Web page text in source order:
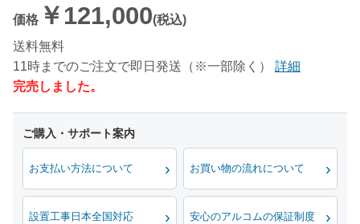
価格 ￥121,000(税込)
送料無料
11時までのご注文で即日発送（※一部除く）
詳細
完売しました。
お支払い方法について お買い物の流れについて
設置工事日本全国対応 安心のアルコムの保証制度